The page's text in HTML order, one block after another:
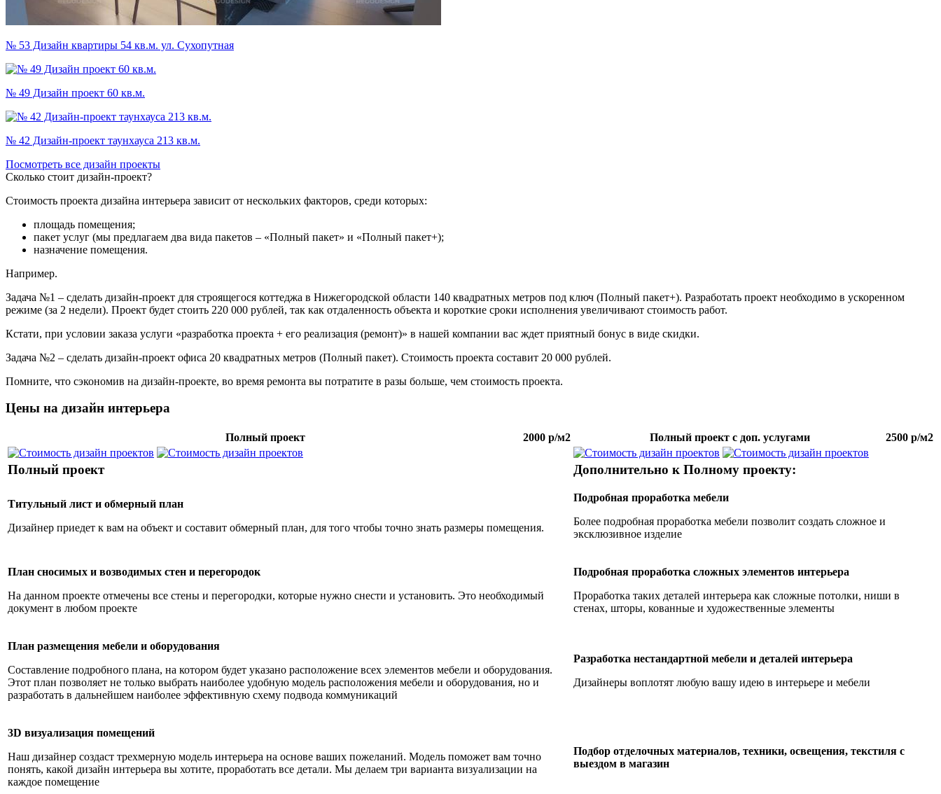
№ 53 Дизайн квартиры 54 кв.м. ул. Сухопутная
№ 49 Дизайн проект 60 кв.м.
№ 42 Дизайн-проект таунхауса 213 кв.м.
Посмотреть все дизайн проекты
Сколько стоит дизайн-проект?
Стоимость проекта дизайна интерьера зависит от нескольких факторов, среди которых:
площадь помещения;
пакет услуг (мы предлагаем два вида пакетов – «Полный пакет» и «Полный пакет+);
назначение помещения.
Например.
Задача №1 – сделать дизайн-проект для строящегося коттеджа в Нижегородской области 140 квадратных метров под ключ (Полный пакет+). Разработать проект необходимо в ускоренном
режиме (за 2 недели). Проект будет стоить 220 000 рублей, так как отдаленность объекта и короткие сроки исполнения увеличивают стоимость работ.
Кстати, при условии заказа услуги «разработка проекта + его реализация (ремонт)» в нашей компании вас ждет приятный бонус в виде скидки.
Задача №2 – сделать дизайн-проект офиса 20 квадратных метров (Полный пакет). Стоимость проекта составит 20 000 рублей.
Помните, что сэкономив на дизайн-проекте, во время ремонта вы потратите в разы больше, чем стоимость проекта.
Цены на дизайн интерьера
Полный проект 2000 р/м2 Полный проект с доп. услугами 2500 р/м2
Полный проект Дополнительно к Полному проекту:
Титульный лист и обмерный план
Дизайнер приедет к вам на объект и составит обмерный план, для того чтобы точно знать размеры помещения.
Подробная проработка мебели
Более подробная проработка мебели позволит создать сложное и
эксклюзивное изделие
План сносимых и возводимых стен и перегородок
На данном проекте отмечены все стены и перегородки, которые нужно снести и установить. Это необходимый
документ в любом проекте
Подробная проработка сложных элементов интерьера
Проработка таких деталей интерьера как сложные потолки, ниши в
стенах, шторы, кованные и художественные элементы
План размещения мебели и оборудования
Составление подробного плана, на котором будет указано расположение всех элементов мебели и оборудования.
Этот план позволяет не только выбрать наиболее удобную модель расположения мебели и оборудования, но и
разработать в дальнейшем наиболее эффективную схему подвода коммуникаций
Разработка нестандартной мебели и деталей интерьера
Дизайнеры воплотят любую вашу идею в интерьере и мебели
3D визуализация помещений
Наш дизайнер создаст трехмерную модель интерьера на основе ваших пожеланий. Модель поможет вам точно
понять, какой дизайн интерьера вы хотите, проработать все детали. Мы делаем три варианта визуализации на
каждое помещение
Подбор отделочных материалов, техники, освещения, текстиля с
выездом в магазин